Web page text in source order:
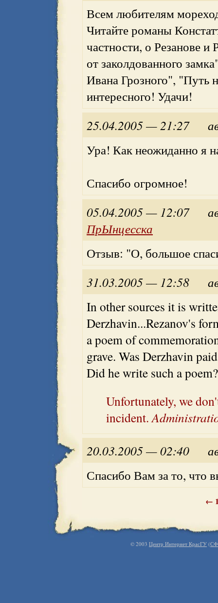
Всем любителям
Читайте романы
частности, о Резанове
от заколдованного
Ивана Грозного", "Путь
интересного! Удачи!
25.04.2005 — 21:27
Ура! Как неожиданно я
Спасибо огромное!
05.04.2005 — 12:07
ПрЫнцесска
Отзыв: "О, большое
31.03.2005 — 12:58
In other sources it is
Derzhavin...Rezanov's
a poem of
grave. Was Derzhavin
Did he write such a
Unfortunately, we
incident.
20.03.2005 — 02:40
Спасибо Вам за то, что
←
© 2003 Центр Интернет КрасГУ (